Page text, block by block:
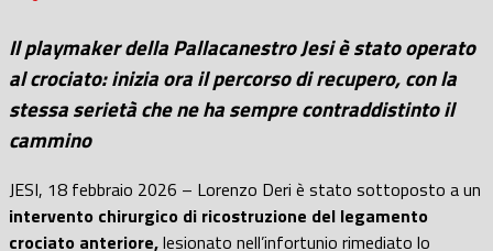
Il playmaker della Pallacanestro Jesi è stato operato
al crociato: inizia ora il percorso di recupero, con la
stessa serietà che ne ha sempre contraddistinto il
cammino
JESI, 18 febbraio 2026 – Lorenzo Deri è stato sottoposto a un
intervento chirurgico di ricostruzione del legamento
crociato anteriore,lesionato nell’infortunio rimediato lo